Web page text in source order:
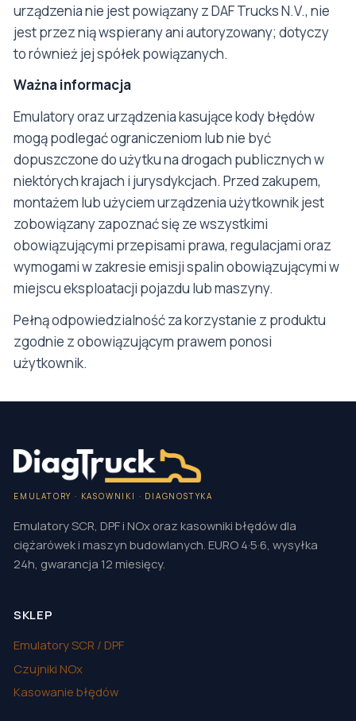
urządzenia nie jest powiązany z DAF Trucks N.V., nie
jest przez nią wspierany ani autoryzowany; dotyczy
to również jej spółek powiązanych.
Ważna informacja
Emulatory oraz urządzenia kasujące kody błędów
mogą podlegać ograniczeniom lub nie być
dopuszczone do użytku na drogach publicznych w
niektórych krajach i jurysdykcjach. Przed zakupem,
montażem lub użyciem urządzenia użytkownik jest
zobowiązany zapoznać się ze wszystkimi
obowiązującymi przepisami prawa, regulacjami oraz
wymogami w zakresie emisji spalin obowiązującymi w
miejscu eksploatacji pojazdu lub maszyny.
Pełną odpowiedzialność za korzystanie z produktu
zgodnie z obowiązującym prawem ponosi
użytkownik.
EMULATORY · KASOWNIKI · DIAGNOSTYKA
Emulatory SCR, DPF i NOx oraz kasowniki błędów dla
ciężarówek i maszyn budowlanych. EURO 4·5·6, wysyłka
24h, gwarancja 12 miesięcy.
SKLEP
Emulatory SCR / DPF
Czujniki NOx
Kasowanie błędów